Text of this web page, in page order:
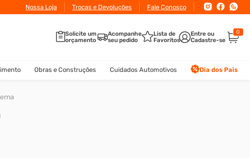
Nossa Loja Trocas e Devoluções Fale Conosco
Solicite um
orçamento
Acompanhe
seu pedido
Lista de
Favoritos
0
Obras e Construções Cuidados Automotivos Dia dos Pais